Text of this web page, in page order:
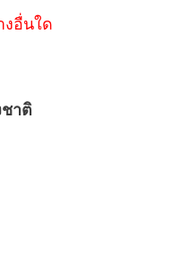
งอื่นใด
าติ